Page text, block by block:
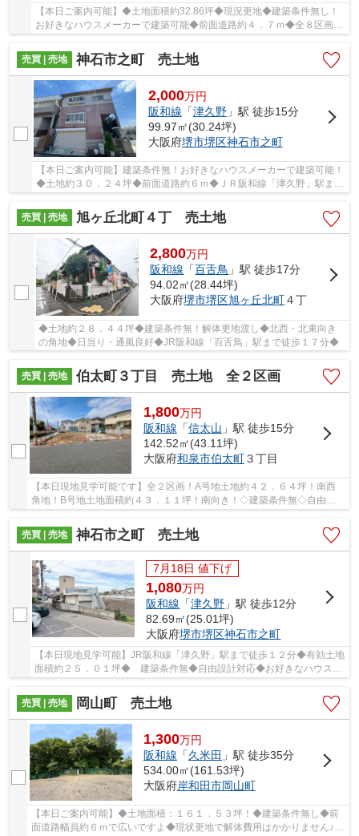
【本日ご案内可能】◆土地面積約32.86坪◆現況更地◆建築条件無し！
お好きなハウスメーカーで建築可能◆前面道路約４．７ｍ◆全８区画の
分譲地の３号地！
売買 | 売地
神石市之町 売土地
2,000万円
阪和線 「津久野」駅 徒歩15分
99.97㎡(30.24坪)
大阪府堺市堺区神石市之町
【本日ご案内可能】建築条件無！お好きなハウスメーカーで建築可能！
◆土地約３０．２４坪◆前面道路約６ｍ◆ＪＲ阪和線「津久野」駅まで
徒歩１５分
売買 | 売地
旭ヶ丘北町４丁 売土地
2,800万円
阪和線 「百舌鳥 」駅 徒歩17分
94.02㎡(28.44坪)
大阪府堺市堺区旭ヶ丘北町４丁
◆土地約２８．４４坪◆建築条件無！解体更地渡し◆北西・北東向き
の角地◆日当り・通風良好◆JR阪和線「百舌鳥」駅まで徒歩１７分◆
売買 | 売地 伯太町３丁目 売土地 全２区画
1,800万円
阪和線 「信太山 」駅 徒歩15分
142.52㎡(43.11坪)
大阪府和泉市伯太町３丁目
【本日現地見学可能です】全２区画！A号地土地約４２．６４坪！南西
角地！B号地土地面積約４３．１１坪！南向き！◇建築条件無◇自由設
売買 | 売地
神石市之町 売土地
7月18日 値下げ
1,080万円
阪和線 「津久野 」駅 徒歩12分
82.69㎡(25.01坪)
大阪府堺市堺区神石市之町
【本日現地見学可能】JR阪和線「津久野」駅まで徒歩１２分◆有効土地
面積約２５．０１坪◆ 建築条件無◆自由設計対応◆お好きなハウスメ
売買 | 売地
岡山町 売土地
1,300万円
阪和線 「久米田 」駅 徒歩35分
534.00㎡(161.53坪)
大阪府岸和田市岡山町
【本日ご案内可能】◆土地面積：１６１．５３坪！◆建築条件無し◆前
面道路幅員約６ｍで広いですよ◆現状更地で解体費用はかかりません♪◇